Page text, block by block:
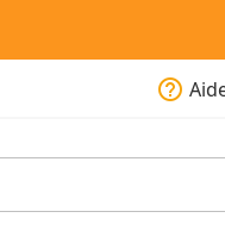
help_outline